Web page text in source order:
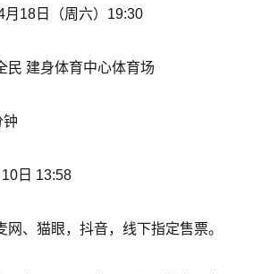
月18日（周六）19:30
民 建身体育中心体育场
钟
10日 13:58
网、猫眼，抖音，线下指定售票。